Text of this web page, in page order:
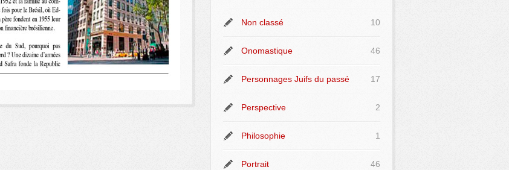
Non classé 10
Onomastique 46
Personnages Juifs du passé 17
Perspective 2
Philosophie 1
Portrait 46